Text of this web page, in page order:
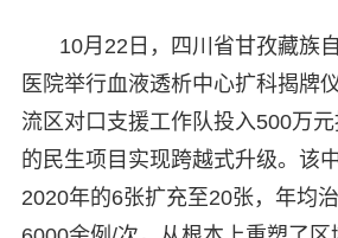
10月22日，四川省甘孜藏族
医院举行血液透析中心扩科揭牌
流区对口支援工作队投入500万
的民生项目实现跨越式升级。该
2020年的6张扩充至20张，年均